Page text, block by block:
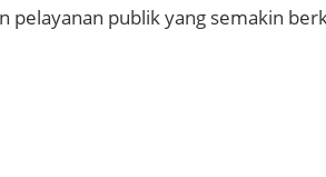
pelayanan publik yang semakin